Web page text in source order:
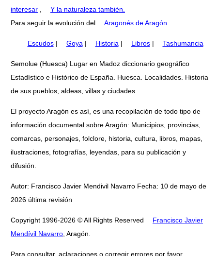
interesar
Y la naturaleza también.
Para seguir la evolución del
Aragonés de Aragón
Escudos| Goya | Historia | Libros| Tashumancia
Semolue (Huesca) Lugar en Madoz diccionario geográfico
Estadístico e Histórico de España. Huesca. Localidades. Historia
de sus pueblos, aldeas, villas y ciudades
El proyecto Aragón es así, es una recopilación de todo tipo de
información documental sobre Aragón: Municipios, provincias,
comarcas, personajes, folclore, historia, cultura, libros, mapas,
ilustraciones, fotografías, leyendas, para su publicación y
difusión.
Autor: Francisco Javier Mendivil Navarro Fecha: 10 de mayo de
2026 última revisión
Copyright 1996-2026 © All Rights Reserved
Francisco Javier
Mendívil Navarro , Aragón.
Para consultar, aclaraciones o corregir errores por favor